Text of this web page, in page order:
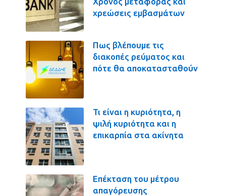
χρεώσεις εμβασμάτων
Πως βλέπουμε τις
διακοπές ρεύματος και
πότε θα αποκατασταθούν
Τι είναι η κυριότητα, η
ψιλή κυριότητα και η
επικαρπία στα ακίνητα
Επέκταση του μέτρου
απαγόρευσης